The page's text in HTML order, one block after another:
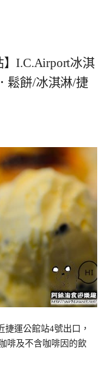
】I.C.Airport冰淇
鬆餅/冰淇淋/捷
運公館站4號出口，
啡及不含咖啡因的飲